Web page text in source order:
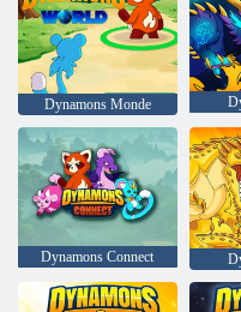
Dynamons Monde
Dynamons Connect